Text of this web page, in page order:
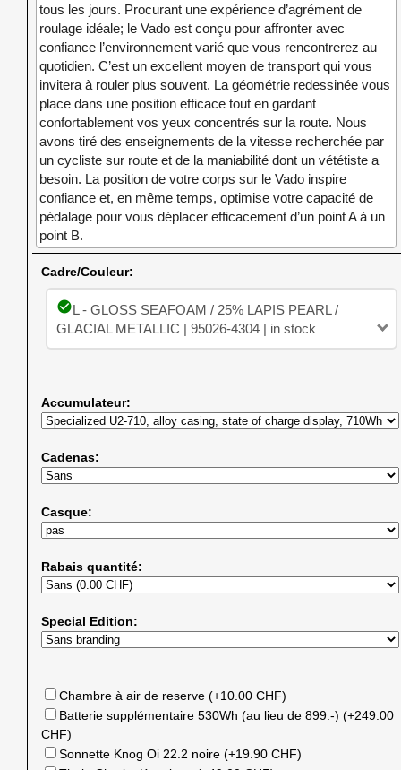
tous les jours. Procurant une expérience d’agrément de
roulage idéale; le Vado est conçu pour affronter avec
confiance l’environnement varié que vous rencontrerez au
quotidien. C’est un excellent moyen de transport qui vous
invitera à rouler plus souvent. La géométrie redessinée vous
place dans une position efficace tout en gardant
confortablement vos yeux concentrés sur la route. Nous
avons tiré des enseignements de la vitesse recherchée par
un cycliste sur route et de la maniabilité dont un vététiste a
besoin. La position de votre corps sur le Vado inspire
confiance et, en même temps, optimise votre capacité de
pédalage pour vous déplacer efficacement d’un point A à un
point B.
Cadre/Couleur:
check_circle L - GLOSS SEAFOAM / 25% LAPIS PEARL /
GLACIAL METALLIC | 95026-4304 | in stock
Accumulateur:
Cadenas:
Casque:
Rabais quantité:
Special Edition:
Chambre à air de reserve (+10.00 CHF)
Batterie supplémentaire 530Wh (au lieu de 899.-) (+249.00
CHF)
Sonnette Knog Oi 22.2 noire (+19.90 CHF)